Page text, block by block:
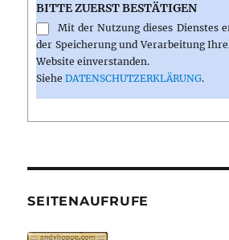
BITTE ZUERST BESTÄTIGEN
Mit der Nutzung dieses Dienstes
der Speicherung und Verarbeitung
Website einverstanden.
SieheDATENSCHUTZERKLÄRUNG.
SEITENAUFRUFE